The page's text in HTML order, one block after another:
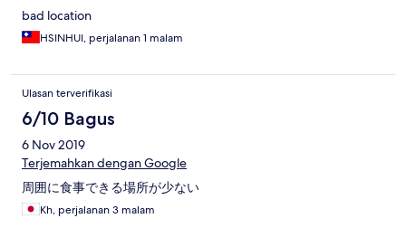
bad location
HSINHUI, perjalanan 1 malam
Ulasan terverifikasi
6/10 Bagus
6 Nov 2019
Terjemahkan dengan Google
周囲に食事できる場所が少ない
Kh, perjalanan 3 malam